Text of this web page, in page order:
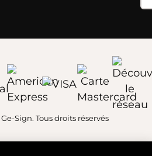
Sign. Tous droits réservés